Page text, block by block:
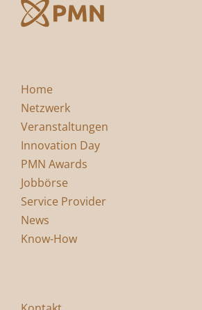
Home
Netzwerk
Veranstaltungen
Innovation Day
PMN Awards
Jobbörse
Service Provider
News
Know-How